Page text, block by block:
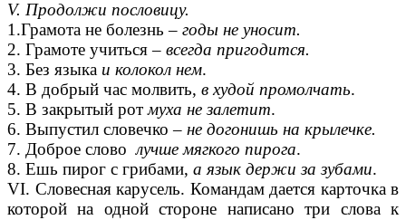
V. Продолжи пословицу.
1.Грамота не болезнь – годы не уносит.
2. Грамоте учиться – всегда пригодится.
3. Без языка и колокол нем.
4. В добрый час молвить, в худой промолчать.
5. В закрытый ротмуха не залетит.
6. Выпустил словечко – не догонишь на крылечке.
7. Доброе словолучше мягкого пирога.
8. Ешь пирог с грибами, а язык держи за зубами.
VI. Словесная карусель. Командам дается карточка в
которой на одной стороне написано три слова к